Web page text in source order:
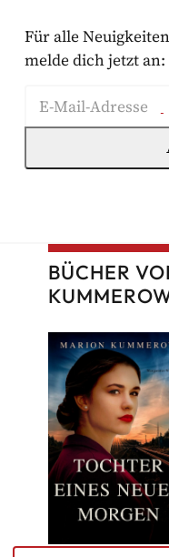
Für alle
melde dich jetzt an:
E-Mail-Adresse
Außerdem
BÜCHER